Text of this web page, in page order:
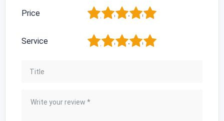
Price 5
4
3
2
Service 5
4
3
2